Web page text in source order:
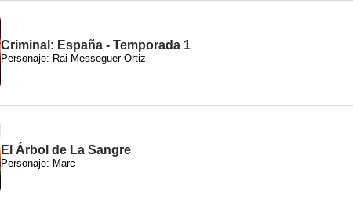
Criminal: España - Temporada 1
Personaje: Rai Messeguer Ortiz
El Árbol de La Sangre
Personaje: Marc